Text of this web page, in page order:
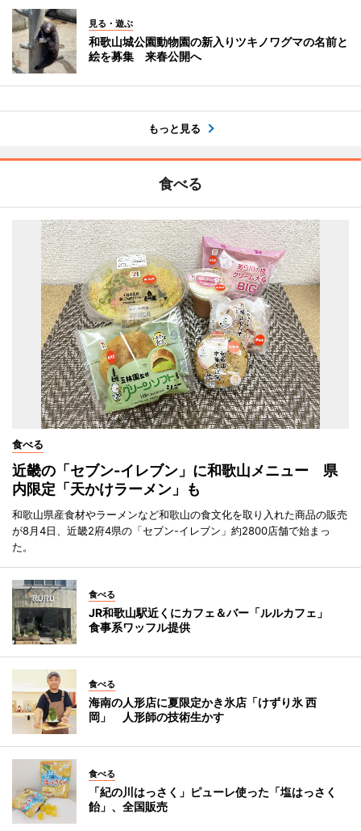
見る・遊ぶ
和歌山城公園動物園の新入りツキノワグマの名前と
絵を募集 来春公開へ
もっと見る
食べる
食べる
近畿の「セブン-イレブン」に和歌山メニュー 県
内限定「天かけラーメン」も
和歌山県産食材やラーメンなど和歌山の食文化を取り入れた商品の販売
が8月4日、近畿2府4県の「セブン-イレブン」約2800店舗で始まっ
た。
食べる
JR和歌山駅近くにカフェ＆バー「ルルカフェ」
食事系ワッフル提供
食べる
海南の人形店に夏限定かき氷店「けずり氷 西
岡」 人形師の技術生かす
食べる
「紀の川はっさく」ピューレ使った「塩はっさく
飴」、全国販売